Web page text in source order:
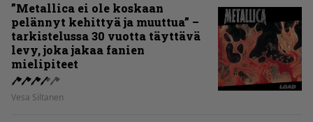
”Metallica ei ole koskaan
pelännyt kehittyä ja muuttua” –
tarkistelussa 30 vuotta täyttävä
levy, joka jakaa fanien
mielipiteet
Vesa Siltanen